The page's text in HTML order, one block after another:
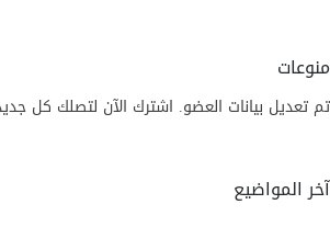
منوعات
تم تعديل بيانات العضو. اشترك الآن لتصلك كل
آخر المواضيع